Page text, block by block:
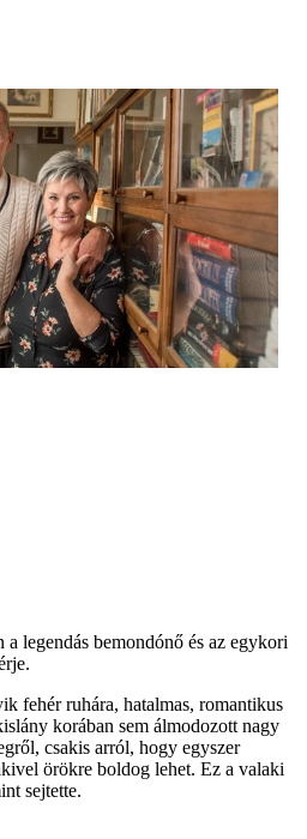
a legendás bemondónő és az egykori
fehér ruhára, hatalmas, romantikus
korában sem álmodozott nagy
csakis arról, hogy egyszer
örökre boldog lehet. Ez a valaki
sejtette.